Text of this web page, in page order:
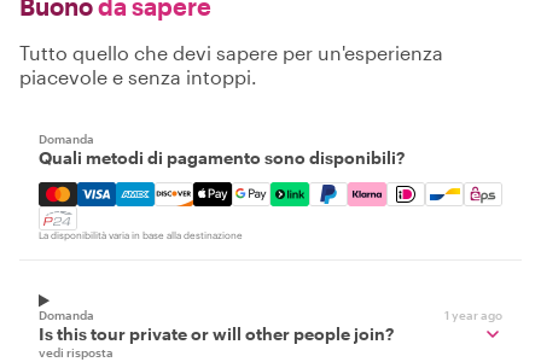
Buonoda sapere
Tutto quello che devi sapere per un'esperienza
piacevole e senza intoppi.
Domanda
Quali metodi di pagamento sono disponibili?
Mastercard, Visa, Amex, Discover, Apple Pay, Google
La disponibilità varia in base alla destinazione
Domanda 1 year ago
Is this tour private or will other people join?
vedi risposta